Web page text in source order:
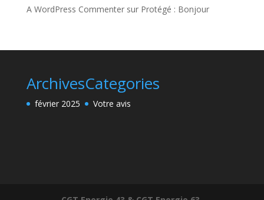
A WordPress Commentersur Protégé : Bonjour
Archives
février 2025
Categories
Votre avis